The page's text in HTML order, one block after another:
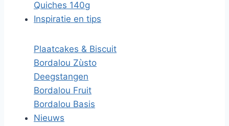
Quiches 140g
Inspiratie en tips
Plaatcakes & Biscuit
Bordalou Zùsto
Deegstangen
Bordalou Fruit
Bordalou Basis
Nieuws